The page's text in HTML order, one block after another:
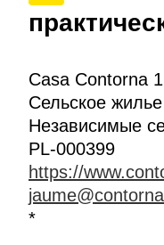
Casa Contorna 1
Сельское жилье
Независимые
PL-000399
https://
*